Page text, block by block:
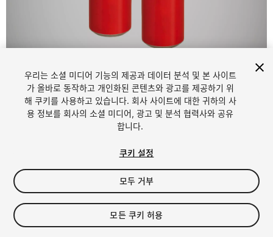
FREE
48viewsin the past week
우리는 소셜 미디어 기능의 제공과 데이터 분석 및 본 사이트
가 올바로 동작하고 개인화된 콘텐츠와 광고를 제공하기 위
해 쿠키를 사용하고 있습니다. 회사 사이트에 대한 귀하의 사
용 정보를 회사의 소셜 미디어, 광고 및 분석 협력사와 공유
합니다.
쿠키 설정
모두 거부
모든 쿠키 허용